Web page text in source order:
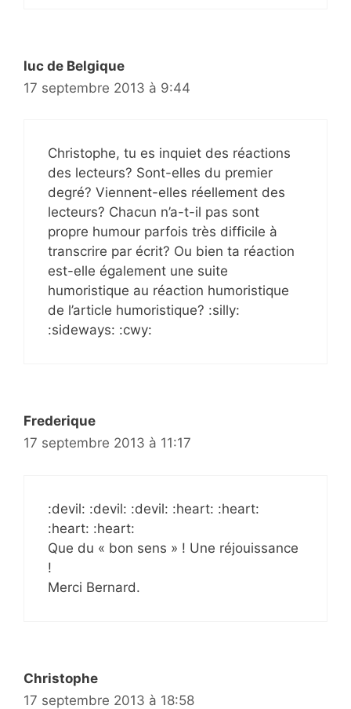
luc de Belgique
17 septembre 2013 à 9:44
Christophe, tu es inquiet des réactions
des lecteurs? Sont-elles du premier
degré? Viennent-elles réellement des
lecteurs? Chacun n’a-t-il pas sont
propre humour parfois très difficile à
transcrire par écrit? Ou bien ta réaction
est-elle également une suite
humoristique au réaction humoristique
de l’article humoristique? :silly:
:sideways: :cwy:
Frederique
17 septembre 2013 à 11:17
:devil: :devil: :devil: :heart: :heart:
:heart: :heart:
Que du « bon sens » ! Une réjouissance
!
Merci Bernard.
Christophe
17 septembre 2013 à 18:58